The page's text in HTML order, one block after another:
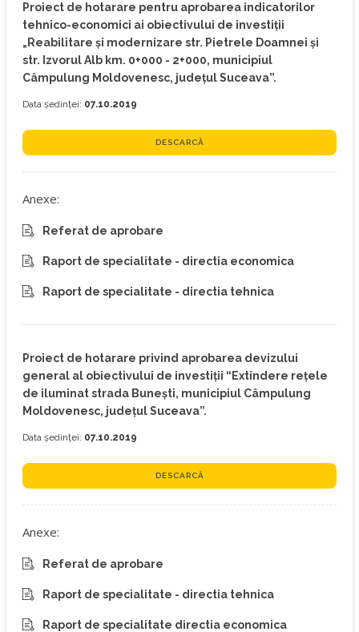
Proiect de hotarare pentru aprobarea indicatorilor
tehnico-economici ai obiectivului de investiții
„Reabilitare și modernizare str. Pietrele Doamnei și
str. Izvorul Alb km. 0+000 - 2+000, municipiul
Câmpulung Moldovenesc, județul Suceava”.
Data ședinței: 07.10.2019
DESCARCĂ
Anexe:
Referat de aprobare
Raport de specialitate - directia economica
Raport de specialitate - directia tehnica
Proiect de hotarare privind aprobarea devizului
general al obiectivului de investiţii “Extindere rețele
de iluminat strada Bunești, municipiul Câmpulung
Moldovenesc, județul Suceava”.
Data ședinței: 07.10.2019
DESCARCĂ
Anexe:
Referat de aprobare
Raport de specialitate - directia tehnica
Raport de specialitate directia economica